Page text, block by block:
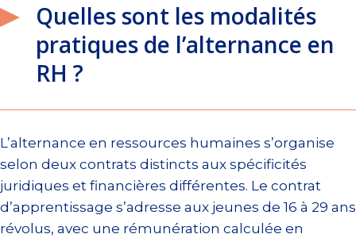
Quelles sont les modalités
pratiques de l’alternance en
RH ?
L’alternance en ressources humaines s’organise
selon deux contrats distincts aux spécificités
juridiques et financières différentes. Le contrat
d’apprentissage s’adresse aux jeunes de 16 à 29 ans
révolus, avec une rémunération calculée en